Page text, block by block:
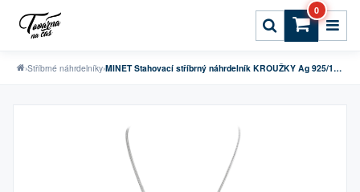
0
›Stříbrné náhrdelníky› MINET Stahovací stříbrný náhrdelník KROUŽKY Ag 925/1000 10,50g